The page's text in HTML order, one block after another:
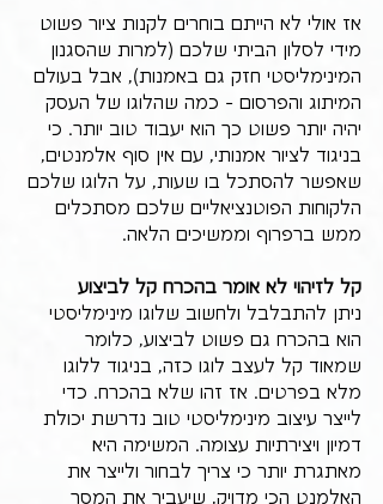
אז אולי לא הייתם בוחרים לקנות ציור פשוט
מידי לסלון הביתי שלכם (למרות שהסגנון
המינימליסטי חזק גם באמנות), אבל בעולם
המיתוג והפרסום - כמה שהלוגו של העסק
יהיה יותר פשוט כך הוא יעבוד טוב יותר. כי
בניגוד לציור אמנותי, עם אין סוף אלמנטים,
שאפשר להסתכל בו שעות, על הלוגו שלכם
הלקוחות הפוטנציאליים שלכם מסתכלים
ממש ברפרוף וממשיכים הלאה.
קל לזיהוי לא אומר בהכרח קל לביצוע
ניתן להתבלבל ולחשוב שלוגו מינימליסטי
הוא בהכרח גם פשוט לביצוע, כלומר
שמאוד קל לעצב לוגו כזה, בניגוד ללוגו
מלא בפרטים. אז זהו שלא בהכרח. כדי
לייצר עיצוב מינימליסטי טוב נדרשת יכולת
דמיון ויצירתיות עצומה. המשימה היא
מאתגרת יותר כי צריך לבחור ולייצר את
האלמנט הכי מדויק, שיעביר את המסר